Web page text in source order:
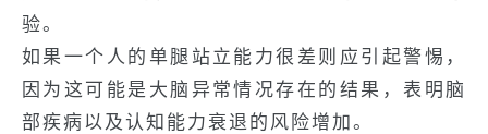
验。
如果一个人的单腿站立能力很差则应引起警惕，
因为这可能是大脑异常情况存在的结果，表明脑
部疾病以及认知能力衰退的风险增加。